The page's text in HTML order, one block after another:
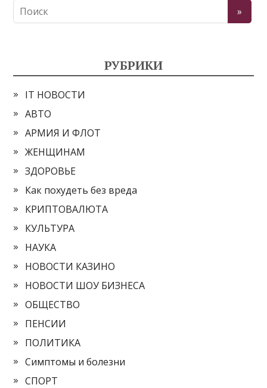
РУБРИКИ
IT НОВОСТИ
АВТО
АРМИЯ И ФЛОТ
ЖЕНЩИНАМ
ЗДОРОВЬЕ
Как похудеть без вреда
КРИПТОВАЛЮТА
КУЛЬТУРА
НАУКА
НОВОСТИ КАЗИНО
НОВОСТИ ШОУ БИЗНЕСА
ОБЩЕСТВО
ПЕНСИИ
ПОЛИТИКА
Симптомы и болезни
СПОРТ